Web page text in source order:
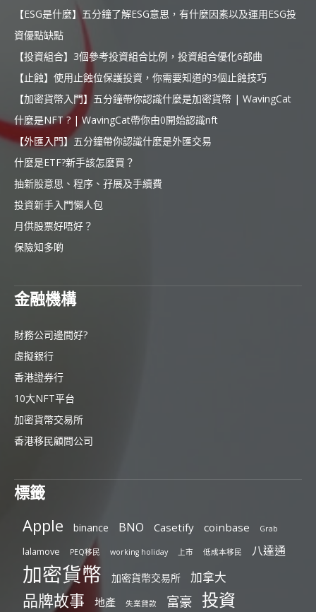
【ESG是什麼】五分鐘了解ESG意思，有什麼因素以及運用ESG投
資優點缺點
【投資組合】3個參考投資組合比例，投資組合優化6部曲
【止蝕】使用止蝕位保護投資，你需要知道的3個止蝕技巧
【加密貨幣入門】五分鐘帶你認識什麼是加密貨幣 | WavingCat
什麼是NFT ? | WavingCat帶你由0開始認識nft
【外匯入門】五分鐘帶你認識什麼是外匯交易
什麼是ETF?新手該怎麼買？
抽新股意思、程序、孖展及手續費
投資新手入門懶人包
月供股票好唔好？
保險知多啲
金融機構
財務公司邊間好?
虛擬銀行
香港證券行
10大NFT平台
加密貨幣交易所
香港移民顧問公司
標籤
Apple binance BNO Casetify coinbase Grab
lalamove PEQ移民 working holiday 上市 低成本移民 八達通
加密貨幣 加密貨幣交易所 加拿大
品牌故事 地產 失業貸款 富豪 投資